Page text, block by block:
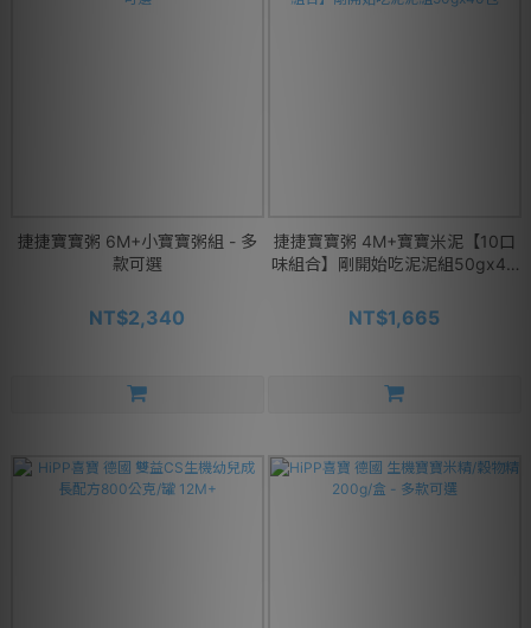
捷捷寶寶粥 6M+小寶寶粥組 - 多
款可選
NT$2,340
捷捷寶寶粥 4M+寶寶米泥【10口
味組合】剛開始吃泥泥組50gx40
NT$1,665